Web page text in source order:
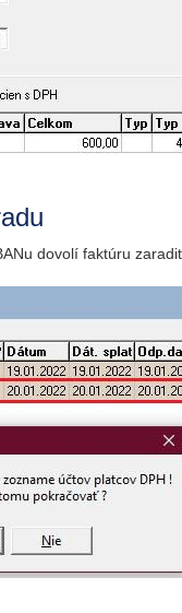
dovolí faktúru